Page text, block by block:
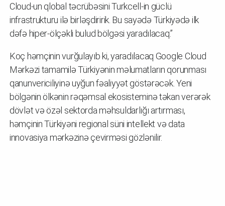
Cloud-un qlobal təcrübəsini Turkcell-in güclü
infrastrukturu ilə birləşdiririk. Bu sayədə Türkiyədə ilk
dəfə hiper-ölçəkli bulud bölgəsi yaradılacaq.”
Koç həmçinin vurğulayıb ki, yaradılacaq Google Cloud
Mərkəzi tamamilə Türkiyənin məlumatların qorunması
qanunvericiliyinə uyğun fəaliyyət göstərəcək. Yeni
bölgənin ölkənin rəqəmsal ekosisteminə təkan verərək
dövlət və özəl sektorda məhsuldarlığı artırması,
həmçinin Türkiyəni regional süni intellekt və data
innovasiya mərkəzinə çevirməsi gözlənilir.